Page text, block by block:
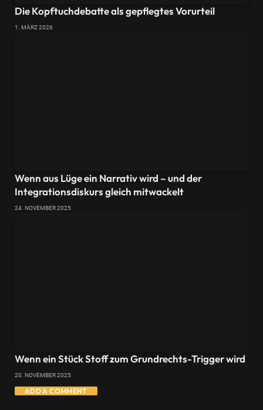
Die Kopftuchdebatte als gepflegtes Vorurteil
1. MÄRZ 2026
Wenn aus Lüge ein Narrativ wird – und der
Integrationsdiskurs gleich mitwackelt
24. NOVEMBER 2025
Wenn ein Stück Stoff zum Grundrechts-Trigger wird
20. NOVEMBER 2025
ADD A COMMENT